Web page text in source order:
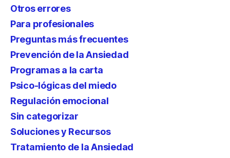
Otros errores
Para profesionales
Preguntas más frecuentes
Prevención de la Ansiedad
Programas a la carta
Psico-lógicas del miedo
Regulación emocional
Sin categorizar
Soluciones y Recursos
Tratamiento de la Ansiedad